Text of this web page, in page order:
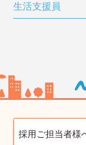
生活支援員
採用ご担当者様